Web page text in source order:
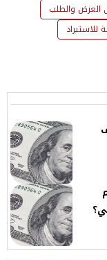
والطلب
للاستيراد